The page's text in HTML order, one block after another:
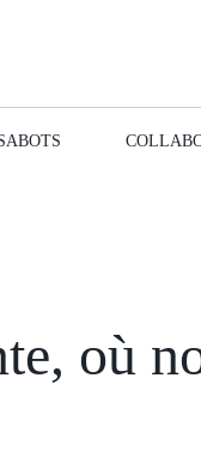
où